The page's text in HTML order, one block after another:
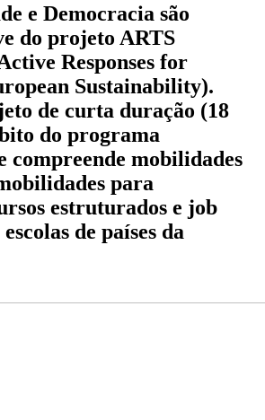
e Democracia são
do projeto ARTS
Responses for
Sustainability).
de curta duração (18
do programa
compreende mobilidades
para
estruturados e job
de países da